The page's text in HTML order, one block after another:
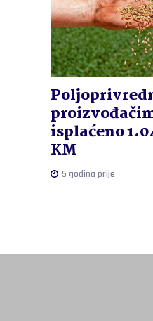
isplaćeno
KM
5 godina prije